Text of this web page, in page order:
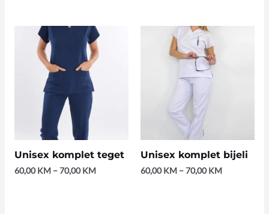
Unisex komplet teget
60,00KM–70,00KM
Unisex komplet bijeli
60,00KM –70,00KM